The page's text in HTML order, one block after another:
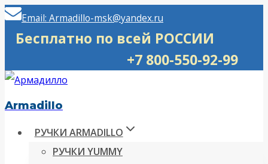
Перейти
Email: Armadillo-msk@yandex.ru
Бесплатно по всей РОССИИ
+7 800-550-92-99
Armadillo
РУЧКИ ARMADILLO
РУЧКИ YUMMY